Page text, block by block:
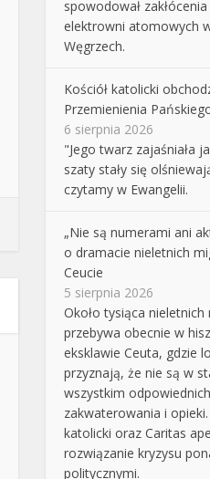
spowodował
elektrowni atomowych
Węgrzech.
Kościół katolicki
Przemienienia
6 sierpnia 2026
"Jego twarz zajaśniała
szaty stały się
czytamy w Ewangelii.
„Nie są numerami ani
o dramacie nieletnich
Ceucie
5 sierpnia 2026
Około tysiąca
przebywa obecnie w
eksklawie Ceuta, gdzie
przyznają, że nie są w
wszystkim
zakwaterowania i opieki.
katolicki oraz Caritas
rozwiązanie kryzysu
politycznymi.